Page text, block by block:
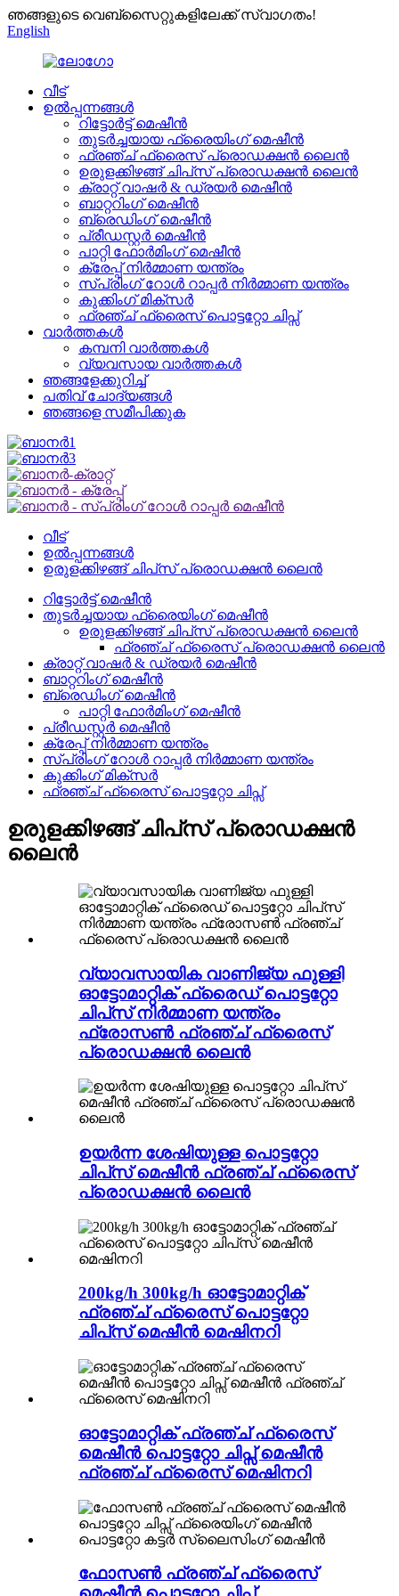
ഞങ്ങളുടെ വെബ്സൈറ്റുകളിലേക്ക് സ്വാഗതം!
English
വീട്
ഉൽപ്പന്നങ്ങൾ
റിട്ടോർട്ട് മെഷീൻ
തുടർച്ചയായ ഫ്രൈയിംഗ് മെഷീൻ
ഫ്രഞ്ച് ഫ്രൈസ് പ്രൊഡക്ഷൻ ലൈൻ
ഉരുളക്കിഴങ്ങ് ചിപ്‌സ് പ്രൊഡക്ഷൻ ലൈൻ
ക്രാറ്റ് വാഷർ & ഡ്രയർ മെഷീൻ
ബാറ്ററിംഗ് മെഷീൻ
ബ്രെഡിംഗ് മെഷീൻ
പ്രീഡസ്റ്റർ മെഷീൻ
പാറ്റി ഫോർമിംഗ് മെഷീൻ
ക്രേപ്പ് നിർമ്മാണ യന്ത്രം
സ്പ്രിംഗ് റോൾ റാപ്പർ നിർമ്മാണ യന്ത്രം
കുക്കിംഗ് മിക്സർ
ഫ്രഞ്ച് ഫ്രൈസ് പൊട്ടറ്റോ ചിപ്സ്
വാർത്തകൾ
കമ്പനി വാർത്തകൾ
വ്യവസായ വാർത്തകൾ
ഞങ്ങളേക്കുറിച്ച്
പതിവ് ചോദ്യങ്ങൾ
ഞങ്ങളെ സമീപിക്കുക
വീട്
ഉൽപ്പന്നങ്ങൾ
ഉരുളക്കിഴങ്ങ് ചിപ്‌സ് പ്രൊഡക്ഷൻ ലൈൻ
റിട്ടോർട്ട് മെഷീൻ
തുടർച്ചയായ ഫ്രൈയിംഗ് മെഷീൻ
ഉരുളക്കിഴങ്ങ് ചിപ്‌സ് പ്രൊഡക്ഷൻ ലൈൻ
ഫ്രഞ്ച് ഫ്രൈസ് പ്രൊഡക്ഷൻ ലൈൻ
ക്രാറ്റ് വാഷർ & ഡ്രയർ മെഷീൻ
ബാറ്ററിംഗ് മെഷീൻ
ബ്രെഡിംഗ് മെഷീൻ
പാറ്റി ഫോർമിംഗ് മെഷീൻ
പ്രീഡസ്റ്റർ മെഷീൻ
ക്രേപ്പ് നിർമ്മാണ യന്ത്രം
സ്പ്രിംഗ് റോൾ റാപ്പർ നിർമ്മാണ യന്ത്രം
കുക്കിംഗ് മിക്സർ
ഫ്രഞ്ച് ഫ്രൈസ് പൊട്ടറ്റോ ചിപ്സ്
ഉരുളക്കിഴങ്ങ് ചിപ്‌സ് പ്രൊഡക്ഷൻ
ലൈൻ
വ്യാവസായിക വാണിജ്യ ഫുള്ളി
ഓട്ടോമാറ്റിക് ഫ്രൈഡ് പൊട്ടറ്റോ
ചിപ്‌സ് നിർമ്മാണ യന്ത്രം
ഫ്രോസൺ ഫ്രഞ്ച് ഫ്രൈസ്
പ്രൊഡക്ഷൻ ലൈൻ
ഉയർന്ന ശേഷിയുള്ള പൊട്ടറ്റോ
ചിപ്‌സ് മെഷീൻ ഫ്രഞ്ച് ഫ്രൈസ്
പ്രൊഡക്ഷൻ ലൈൻ
200kg/h 300kg/h ഓട്ടോമാറ്റിക്
ഫ്രഞ്ച് ഫ്രൈസ് പൊട്ടറ്റോ
ചിപ്‌സ് മെഷീൻ മെഷിനറി
ഓട്ടോമാറ്റിക് ഫ്രഞ്ച് ഫ്രൈസ്
മെഷീൻ പൊട്ടറ്റോ ചിപ്സ് മെഷീൻ
ഫ്രഞ്ച് ഫ്രൈസ് മെഷിനറി
ഫോസൺ ഫ്രഞ്ച് ഫ്രൈസ്